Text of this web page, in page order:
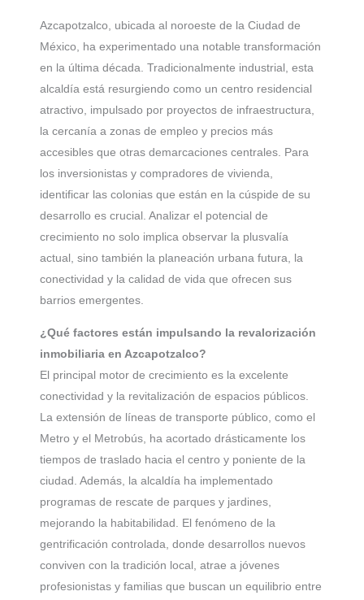
Azcapotzalco, ubicada al noroeste de la Ciudad de
México, ha experimentado una notable transformación
en la última década. Tradicionalmente industrial, esta
alcaldía está resurgiendo como un centro residencial
atractivo, impulsado por proyectos de infraestructura,
la cercanía a zonas de empleo y precios más
accesibles que otras demarcaciones centrales. Para
los inversionistas y compradores de vivienda,
identificar las colonias que están en la cúspide de su
desarrollo es crucial. Analizar el potencial de
crecimiento no solo implica observar la plusvalía
actual, sino también la planeación urbana futura, la
conectividad y la calidad de vida que ofrecen sus
barrios emergentes.
¿Qué factores están impulsando la revalorización
inmobiliaria en Azcapotzalco?
El principal motor de crecimiento es la excelente
conectividad y la revitalización de espacios públicos.
La extensión de líneas de transporte público, como el
Metro y el Metrobús, ha acortado drásticamente los
tiempos de traslado hacia el centro y poniente de la
ciudad. Además, la alcaldía ha implementado
programas de rescate de parques y jardines,
mejorando la habitabilidad. El fenómeno de la
gentrificación controlada, donde desarrollos nuevos
conviven con la tradición local, atrae a jóvenes
profesionistas y familias que buscan un equilibrio entre